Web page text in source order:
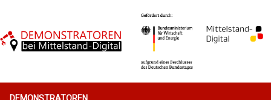
Hauptnavigation
DEMONSTRATOREN